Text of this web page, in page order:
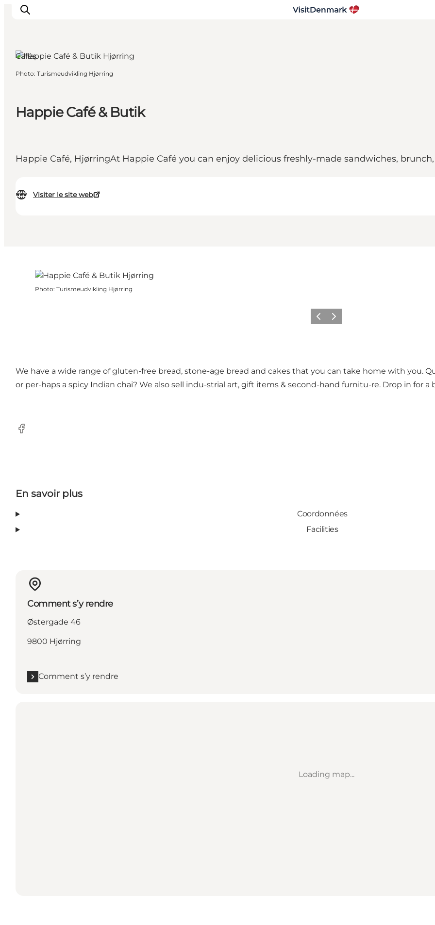
Quoi faire
Hébergements
Happie Café & Butik
Happie Café, HjørringAt Happie Café you can enjoy delicious freshly-made sandwiches,
Visiter le site web
Cafés
Photo: Turismeudvikling Hjørring
Photo: Turismeudvikling Hjørring
PrécédentSuivant
We have a wide range of gluten-free bread, stone-age bread and cakes that you can take home with you.
or per-haps a spicy Indian chai? We also sell indu-strial art, gift items & second-hand furnitu-re. Drop in for a
Facebook
En savoir plus
Coordonnées
Facilities
Comment s’y rendre
Østergade 46
9800 Hjørring
Comment s’y rendre
Loading map...